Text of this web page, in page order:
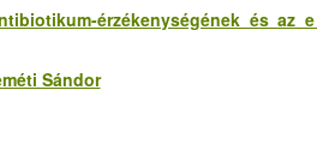
érzékenységének és az
Sándor